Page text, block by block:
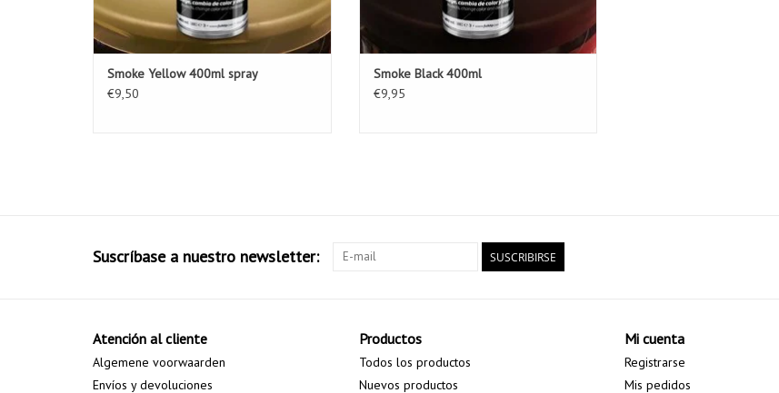
Smoke Yellow 400ml spray
€9,50
Smoke Black 400ml
€9,95
Suscríbase a nuestro newsletter: SUSCRIBIRSE
Atención al cliente
Algemene voorwaarden
Envíos y devoluciones
Productos
Todos los productos
Nuevos productos
Mi cuenta
Registrarse
Mis pedidos